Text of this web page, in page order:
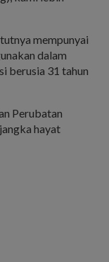
mempunyai
dalam
berusia 31 tahun
Perubatan
hayat